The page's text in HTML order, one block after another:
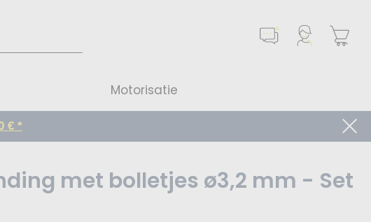
Motorisatie
€ *
met bolletjes ø3,2 mm - Set